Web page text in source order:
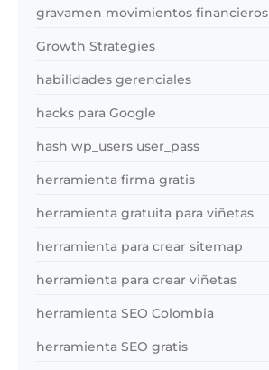
gravamen movimientos financieros
Growth Strategies
habilidades gerenciales
hacks para Google
hash wp_users user_pass
herramienta firma gratis
herramienta gratuita para viñetas
herramienta para crear sitemap
herramienta para crear viñetas
herramienta SEO Colombia
herramienta SEO gratis